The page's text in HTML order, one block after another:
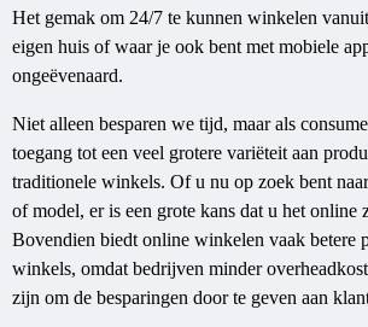
Het gemak om 24/7 te kunnen winkelen
eigen huis of waar je ook bent met mobiele
ongeëvenaard.
Niet alleen besparen we tijd, maar als
toegang tot een veel grotere variëteit aan
traditionele winkels. Of u nu op zoek bent
of model, er is een grote kans dat u het online
Bovendien biedt online winkelen vaak betere
winkels, omdat bedrijven minder
zijn om de besparingen door te geven aan